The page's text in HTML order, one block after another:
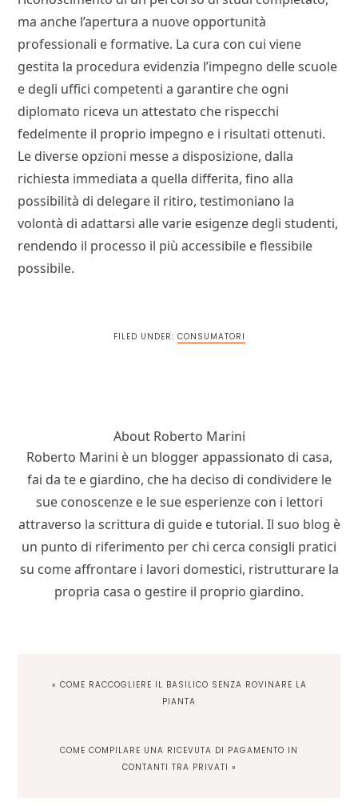
ma anche l’apertura a nuove opportunità
professionali e formative. La cura con cui viene
gestita la procedura evidenzia l’impegno delle scuole
e degli uffici competenti a garantire che ogni
diplomato riceva un attestato che rispecchi
fedelmente il proprio impegno e i risultati ottenuti.
Le diverse opzioni messe a disposizione, dalla
richiesta immediata a quella differita, fino alla
possibilità di delegare il ritiro, testimoniano la
volontà di adattarsi alle varie esigenze degli studenti,
rendendo il processo il più accessibile e flessibile
possibile.
FILED UNDER: CONSUMATORI
About Roberto Marini
Roberto Marini è un blogger appassionato di casa,
fai da te e giardino, che ha deciso di condividere le
sue conoscenze e le sue esperienze con i lettori
attraverso la scrittura di guide e tutorial. Il suo blog è
un punto di riferimento per chi cerca consigli pratici
su come affrontare i lavori domestici, ristrutturare la
propria casa o gestire il proprio giardino.
PREVIOUS
« COME RACCOGLIERE IL BASILICO SENZA ROVINARE LA
PIANTA
NEXT
COME COMPILARE UNA RICEVUTA DI PAGAMENTO IN
CONTANTI TRA PRIVATI »